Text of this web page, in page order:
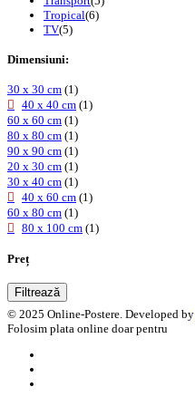
Tropical(6)
TV(5)
Dimensiuni:
30 x 30 cm (1)
40 x 40 cm (1)
60 x 60 cm (1)
80 x 80 cm (1)
90 x 90 cm (1)
20 x 30 cm (1)
30 x 40 cm (1)
40 x 60 cm (1)
60 x 80 cm (1)
80 x 100 cm (1)
Preț
Filtrează
© 2025 Online-Postere. Developed by
Folosim plata online doar pentru